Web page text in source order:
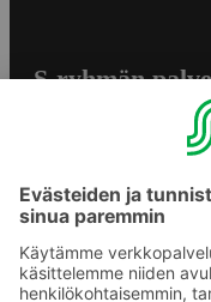
S-ryhmän
Yhteishyvä Ruoka -
S-ostoslista -sovellus
Prisma.fi
Sokos.fi